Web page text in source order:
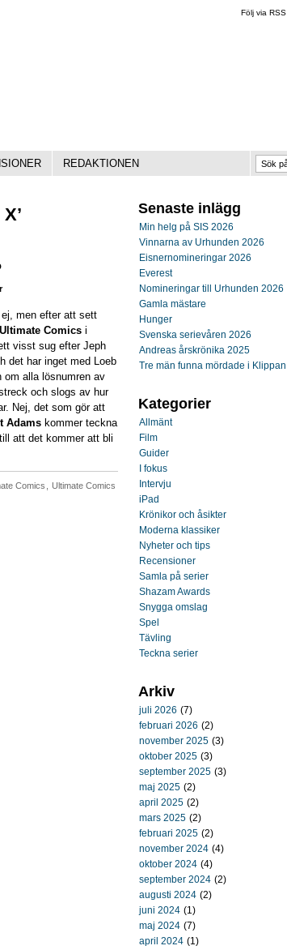
Följ via RSS
REDAKTIONEN
men efter att sett
Ultimate Comics i
visst sug efter Jeph
det har inget med Loeb
alla lösnumren av
och slogs av hur
Nej, det som gör att
Adams kommer teckna
att det kommer att bli
Comics
Ultimate Comics
Senaste inlägg
Min helg på SIS 2026
Vinnarna av Urhunden 2026
Eisnernomineringar 2026
Everest
Nomineringar till Urhunden 2026
Gamla mästare
Hunger
Svenska serievåren 2026
Andreas årskrönika 2025
Tre män funna mördade i Klippan
Kategorier
Allmänt
Film
Guider
I fokus
Intervju
iPad
Krönikor och åsikter
Moderna klassiker
Nyheter och tips
Recensioner
Samla på serier
Shazam Awards
Snygga omslag
Spel
Tävling
Teckna serier
Arkiv
juli 2026 (7)
februari 2026 (2)
november 2025 (3)
oktober 2025 (3)
september 2025 (3)
maj 2025 (2)
april 2025 (2)
mars 2025 (2)
februari 2025 (2)
november 2024 (4)
oktober 2024 (4)
september 2024 (2)
augusti 2024 (2)
juni 2024 (1)
maj 2024 (7)
april 2024 (1)